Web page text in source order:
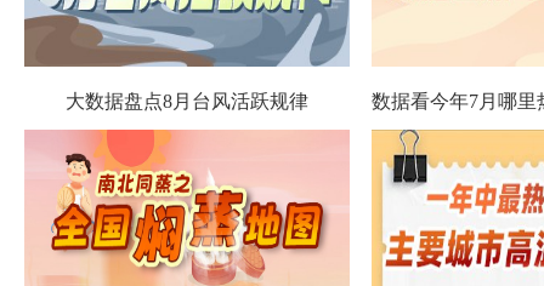
大数据盘点8月台风活跃规律